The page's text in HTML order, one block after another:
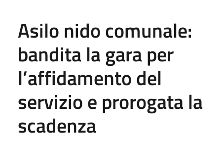
Asilo nido comunale:
bandita la gara per
l’affidamento del
servizio e prorogata la
scadenza